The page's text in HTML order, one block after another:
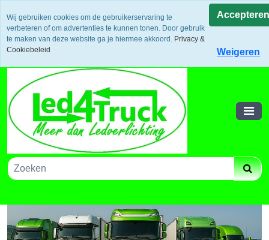
Uw voordeel: Gratis verzending vanaf €300,- in europa / 14
dagen bedenktijd en retouneren / Veilige betalingen /
Bestelling volgen via track and trace
Winkelwagen
Wij gebruiken cookies om de gebruikerservaring te
verbeteren of om advertenties te kunnen tonen. Door gebruik
te maken van deze website ga je hiermee akkoord. Privacy &
Cookiebeleid
Accepteren
Weigeren